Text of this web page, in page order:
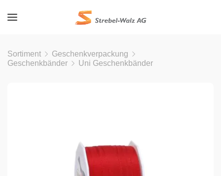
Sortiment
Geschenkverpackung
Geschenkbänder
Uni Geschenkbänder